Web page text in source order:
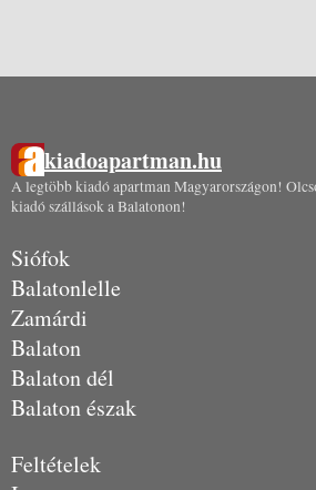
kiadoapartman.hu
A legtöbb kiadó apartman Magyarországon!
kiadó szállások a Balatonon!
Siófok
Balatonlelle
Zamárdi
Balaton
Balaton dél
Balaton észak
Feltételek